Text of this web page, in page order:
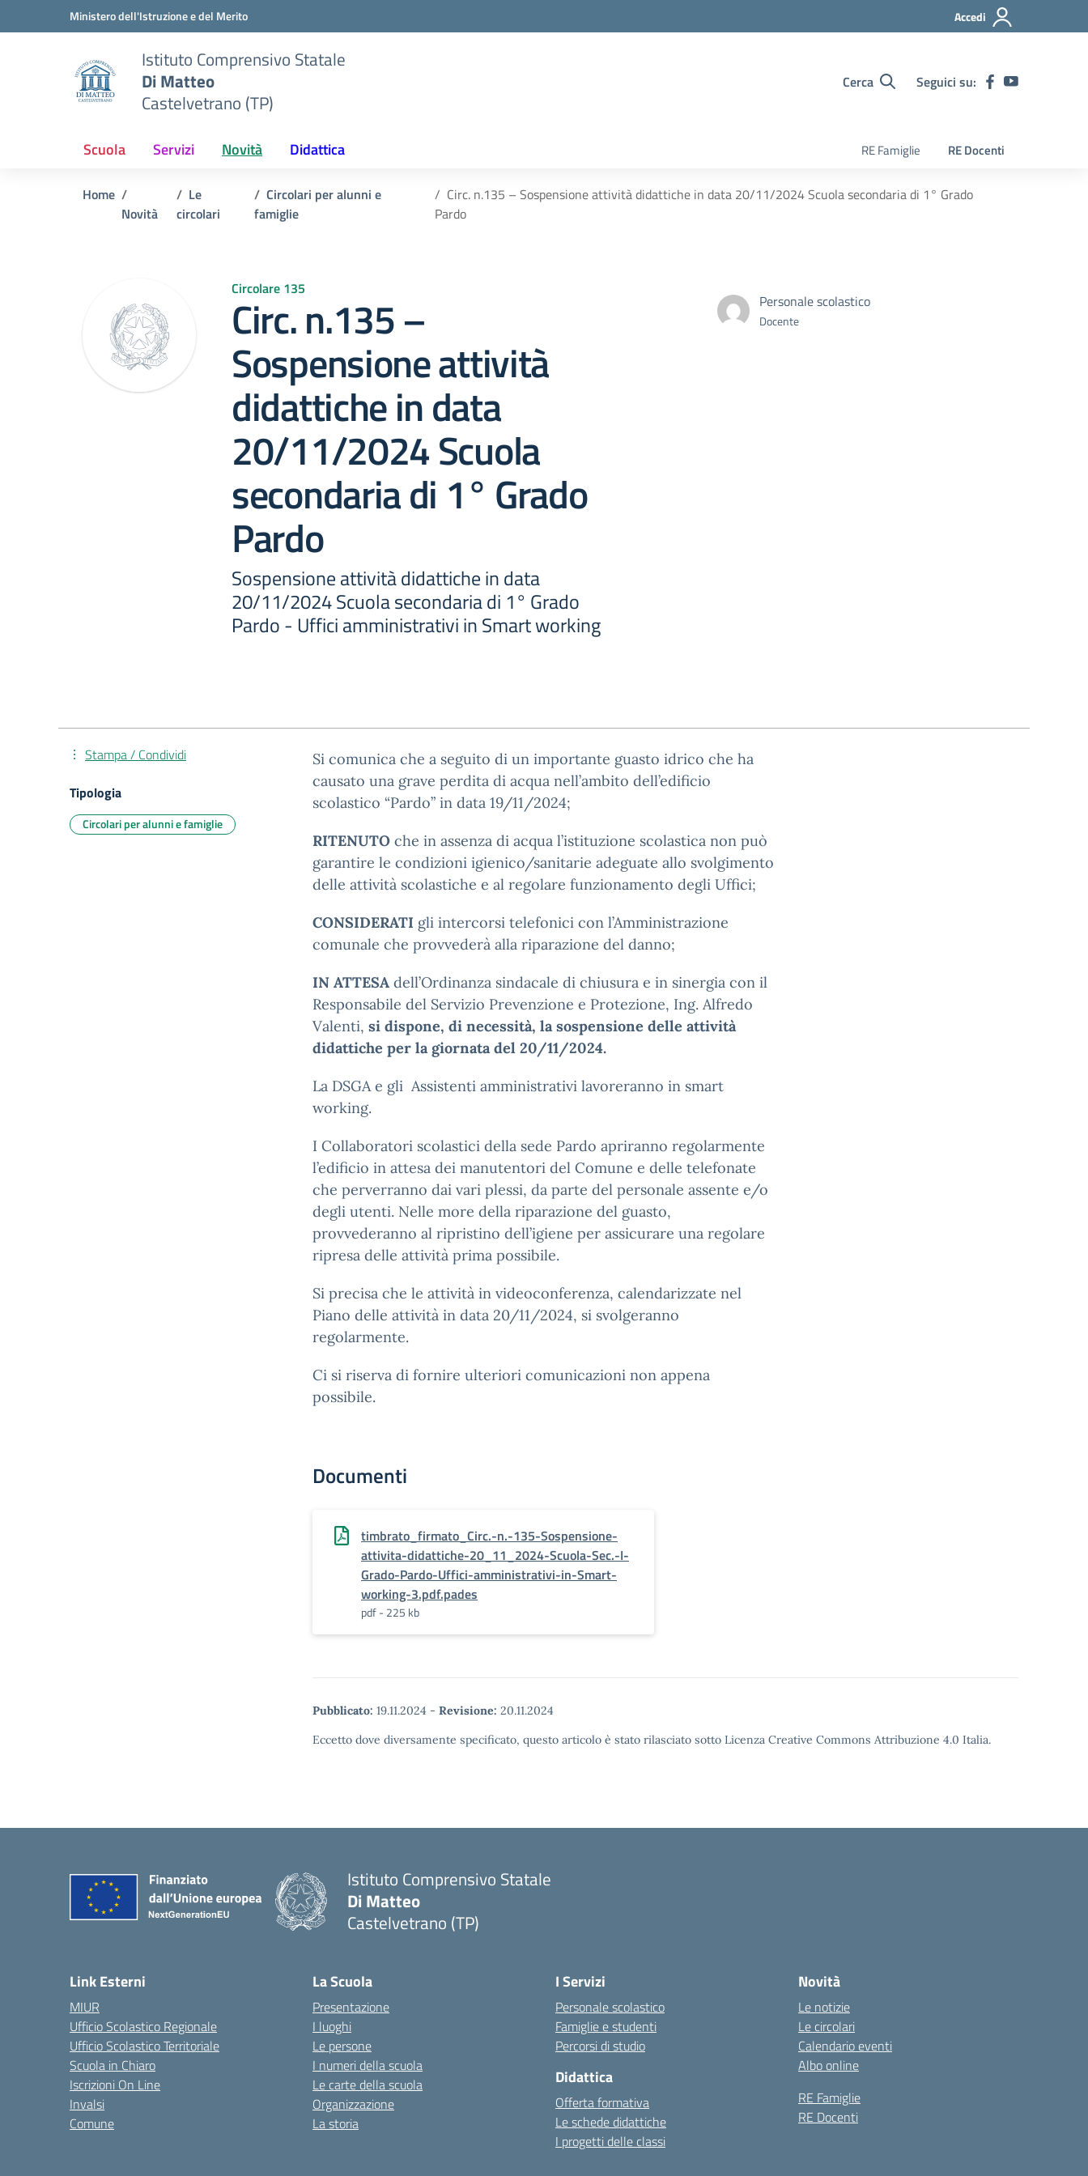
Vai ai contenuti
Vai al menu di navigazioneMinistero dell'Istruzione e del Merito Accedi
Istituto Comprensivo Statale
Di Matteo
Castelvetrano (TP)
Cerca Seguici su:
Scuola Servizi Novità Didattica RE Famiglie RE Docenti
Home
Novità
Le
circolari
Circolari per alunni e
famiglie
Circ. n.135 – Sospensione attività didattiche in data 20/11/2024 Scuola secondaria di 1° Grado
Pardo
Circolare 135
Circ. n.135 –
Sospensione attività
didattiche in data
20/11/2024 Scuola
secondaria di 1° Grado
Pardo
Sospensione attività didattiche in data
20/11/2024 Scuola secondaria di 1° Grado
Pardo - Uffici amministrativi in Smart working
Personale scolastico
Docente
Si comunica che a seguito di un importante guasto idrico che ha
causato una grave perdita di acqua nell’ambito dell’edificio
scolastico “Pardo” in data 19/11/2024;
RITENUTO che in assenza di acqua l’istituzione scolastica non può
garantire le condizioni igienico/sanitarie adeguate allo svolgimento
delle attività scolastiche e al regolare funzionamento degli Uffici;
CONSIDERATI gli intercorsi telefonici con l’Amministrazione
comunale che provvederà alla riparazione del danno;
IN ATTESA dell’Ordinanza sindacale di chiusura e in sinergia con il
Responsabile del Servizio Prevenzione e Protezione, Ing. Alfredo
Valenti, si dispone, di necessità, la sospensione delle attività
didattiche per la giornata del 20/11/2024.
La DSGA e gli Assistenti amministrativi lavoreranno in smart
working.
I Collaboratori scolastici della sede Pardo apriranno regolarmente
l’edificio in attesa dei manutentori del Comune e delle telefonate
che perverranno dai vari plessi, da parte del personale assente e/o
degli utenti. Nelle more della riparazione del guasto,
provvederanno al ripristino dell’igiene per assicurare una regolare
ripresa delle attività prima possibile.
Si precisa che le attività in videoconferenza, calendarizzate nel
Piano delle attività in data 20/11/2024, si svolgeranno
regolarmente.
Ci si riserva di fornire ulteriori comunicazioni non appena
possibile.
Documenti
timbrato_firmato_Circ.-n.-135-Sospensione-
attivita-didattiche-20_11_2024-Scuola-Sec.-I-
Grado-Pardo-Uffici-amministrativi-in-Smart-
working-3.pdf.pades
pdf - 225 kb
Pubblicato: 19.11.2024 - Revisione: 20.11.2024
Eccetto dove diversamente specificato, questo articolo è stato rilasciato sotto Licenza Creative Commons Attribuzione 4.0 Italia.
Stampa / Condividi
Tipologia
Circolari per alunni e famiglie
Istituto Comprensivo Statale
Di Matteo
Castelvetrano (TP)
Link Esterni
MIUR
Ufficio Scolastico Regionale
Ufficio Scolastico Territoriale
Scuola in Chiaro
Iscrizioni On Line
Invalsi
Comune
La Scuola
Presentazione
I luoghi
Le persone
I numeri della scuola
Le carte della scuola
Organizzazione
La storia
I Servizi
Personale scolastico
Famiglie e studenti
Percorsi di studio
Didattica
Offerta formativa
Le schede didattiche
I progetti delle classi
Novità
Le notizie
Le circolari
Calendario eventi
Albo online
RE Famiglie
RE Docenti